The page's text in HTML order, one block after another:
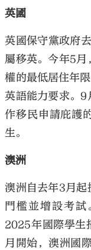
英國
英國保守黨政府
屬移英。今年5月
權的最低居住年
英語能力要求。9
作移民申請庇護
生。
澳洲
澳洲自去年3月起
門檻並增設考
2025年國際學生
月開始，澳洲國